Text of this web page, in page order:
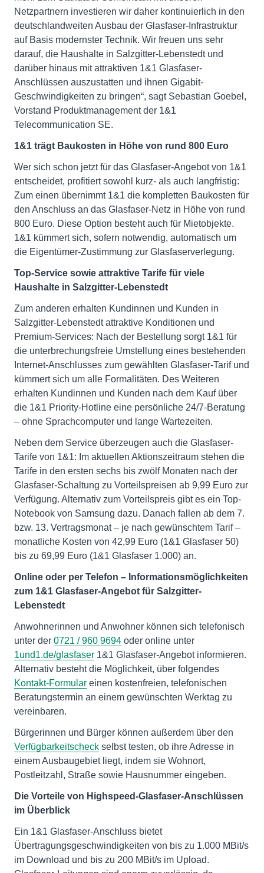
Netzpartnern investieren wir daher kontinuierlich in den
deutschlandweiten Ausbau der Glasfaser-Infrastruktur
auf Basis modernster Technik. Wir freuen uns sehr
darauf, die Haushalte in Salzgitter-Lebenstedt und
darüber hinaus mit attraktiven 1&1 Glasfaser-
Anschlüssen auszustatten und ihnen Gigabit-
Geschwindigkeiten zu bringen“, sagt Sebastian Goebel,
Vorstand Produktmanagement der 1&1
Telecommunication SE.
1&1 trägt Baukosten in Höhe von rund 800 Euro
Wer sich schon jetzt für das Glasfaser-Angebot von 1&1
entscheidet, profitiert sowohl kurz- als auch langfristig:
Zum einen übernimmt 1&1 die kompletten Baukosten für
den Anschluss an das Glasfaser-Netz in Höhe von rund
800 Euro. Diese Option besteht auch für Mietobjekte.
1&1 kümmert sich, sofern notwendig, automatisch um
die Eigentümer-Zustimmung zur Glasfaserverlegung.
Top-Service sowie attraktive Tarife für viele
Haushalte in Salzgitter-Lebenstedt
Zum anderen erhalten Kundinnen und Kunden in
Salzgitter-Lebenstedt attraktive Konditionen und
Premium-Services: Nach der Bestellung sorgt 1&1 für
die unterbrechungsfreie Umstellung eines bestehenden
Internet-Anschlusses zum gewählten Glasfaser-Tarif und
kümmert sich um alle Formalitäten. Des Weiteren
erhalten Kundinnen und Kunden nach dem Kauf über
die 1&1 Priority-Hotline eine persönliche 24/7-Beratung
– ohne Sprachcomputer und lange Wartezeiten.
Neben dem Service überzeugen auch die Glasfaser-
Tarife von 1&1: Im aktuellen Aktionszeitraum stehen die
Tarife in den ersten sechs bis zwölf Monaten nach der
Glasfaser-Schaltung zu Vorteilspreisen ab 9,99 Euro zur
Verfügung. Alternativ zum Vorteilspreis gibt es ein Top-
Notebook von Samsung dazu. Danach fallen ab dem 7.
bzw. 13. Vertragsmonat – je nach gewünschtem Tarif –
monatliche Kosten von 42,99 Euro (1&1 Glasfaser 50)
bis zu 69,99 Euro (1&1 Glasfaser 1.000) an.
Online oder per Telefon – Informationsmöglichkeiten
zum 1&1 Glasfaser-Angebot für Salzgitter-
Lebenstedt
Anwohnerinnen und Anwohner können sich telefonisch
unter der 0721 / 960 9694 oder online unter
1und1.de/glasfaser 1&1 Glasfaser-Angebot informieren.
Alternativ besteht die Möglichkeit, über folgendes
Kontakt-Formular einen kostenfreien, telefonischen
Beratungstermin an einem gewünschten Werktag zu
vereinbaren.
Bürgerinnen und Bürger können außerdem über den
Verfügbarkeitscheck selbst testen, ob ihre Adresse in
einem Ausbaugebiet liegt, indem sie Wohnort,
Postleitzahl, Straße sowie Hausnummer eingeben.
Die Vorteile von Highspeed-Glasfaser-Anschlüssen
im Überblick
Ein 1&1 Glasfaser-Anschluss bietet
Übertragungsgeschwindigkeiten von bis zu 1.000 MBit/s
im Download und bis zu 200 MBit/s im Upload.